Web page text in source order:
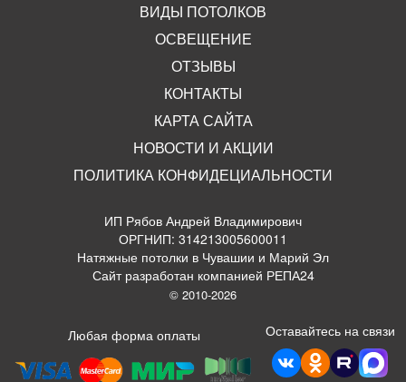
ВИДЫ ПОТОЛКОВ
ОСВЕЩЕНИЕ
ОТЗЫВЫ
КОНТАКТЫ
КАРТА САЙТА
НОВОСТИ И АКЦИИ
ПОЛИТИКА КОНФИДЕЦИАЛЬНОСТИ
ИП Рябов Андрей Владимирович
ОРГНИП: 314213005600011
Натяжные потолки в Чувашии и Марий Эл
Сайт разработан компанией РЕПА24
© 2010-2026
Любая форма оплаты Оставайтесь на связи